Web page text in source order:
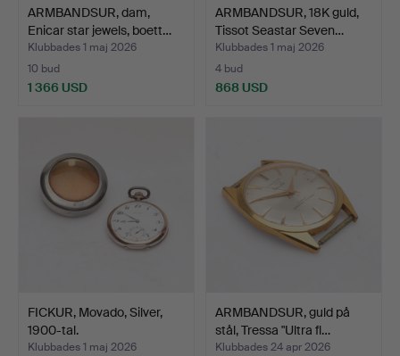
ARMBANDSUR, dam,
Enicar star jewels, boett…
Klubbades 1 maj 2026
10 bud
1 366 USD
ARMBANDSUR, 18K guld,
Tissot Seastar Seven…
Klubbades 1 maj 2026
4 bud
868 USD
FICKUR, Movado, Silver,
1900-tal.
Klubbades 1 maj 2026
ARMBANDSUR, guld på
stål, Tressa "Ultra fl…
Klubbades 24 apr 2026